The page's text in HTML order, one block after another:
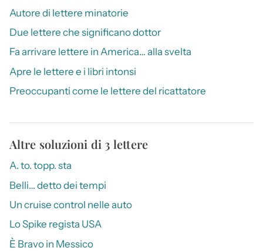
Autore di lettere minatorie
Due lettere che significano dottor
Fa arrivare lettere in America… alla svelta
Apre le lettere e i libri intonsi
Preoccupanti come le lettere del ricattatore
Altre soluzioni di 3 lettere
A. to. topp. sta
Belli… detto dei tempi
Un cruise control nelle auto
Lo Spike regista USA
È Bravo in Messico